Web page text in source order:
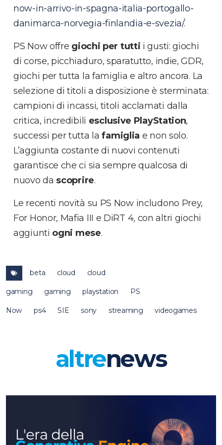
now-in-arrivo-in-spagna-italia-portogallo-
danimarca-norvegia-finlandia-e-svezia/.
PS Now offre giochi per tutti i gusti: giochi
di corse, picchiaduro, sparatutto, indie, GDR,
giochi per tutta la famiglia e altro ancora. La
selezione di titoli a disposizione è sterminata:
campioni di incassi, titoli acclamati dalla
critica, incredibili esclusive PlayStation,
successi per tutta lafamiglia e non solo.
L’aggiunta costante di nuovi contenuti
garantisce che ci sia sempre qualcosa di
nuovo da scoprire.
Le recenti novità su PS Now includono Prey,
For Honor, Mafia III e DiRT 4, con altri giochi
aggiunti ogni mese.
beta cloud cloud
gaming gaming playstation PS
Now ps4 SIE sony streaming videogames
altrenews